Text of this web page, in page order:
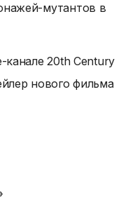
мутантов в
канале 20th Century
нового фильма